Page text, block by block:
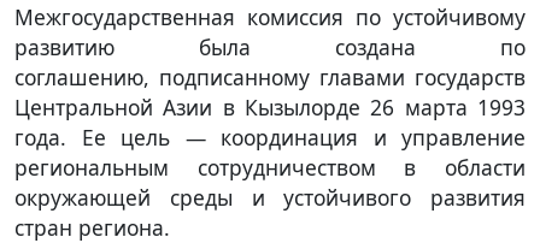
Межгосударственная комиссия по устойчивому
развитию была создана по
соглашению, подписанному главами государств
Центральной Азии в Кызылорде 26 марта 1993
года. Ее цель — координация и управление
региональным сотрудничеством в области
окружающей среды и устойчивого развития
стран региона.